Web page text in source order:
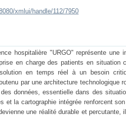
xmlui/handle/112/7950
hospitalière "URGO" représente une
en charge des patients en situation
en temps réel à un besoin
par une architecture technologique
données, essentielle dans des
et la cartographie intégrée renforcent
une réalité durable et percutante,